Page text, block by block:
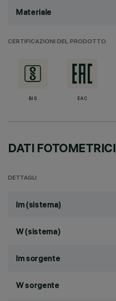
Materiale
CERTIFICAZIONI DEL PRODOTTO
BIS EAC
DATI FOTOMETRICI
DETTAGLI
lm (sistema)
W (sistema)
lm sorgente
W sorgente